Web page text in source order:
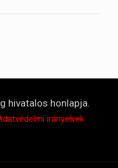
hivatalos honlapja.
irányelvek